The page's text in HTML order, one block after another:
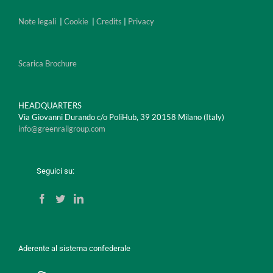
Note legali Cookie Credits Privacy
Scarica Brochure
HEADQUARTERS
Via Giovanni Durando c/o PoliHub, 39 20158 Milano (Italy)
info@greenrailgroup.com
Seguici su:
Aderente al sistema confederale